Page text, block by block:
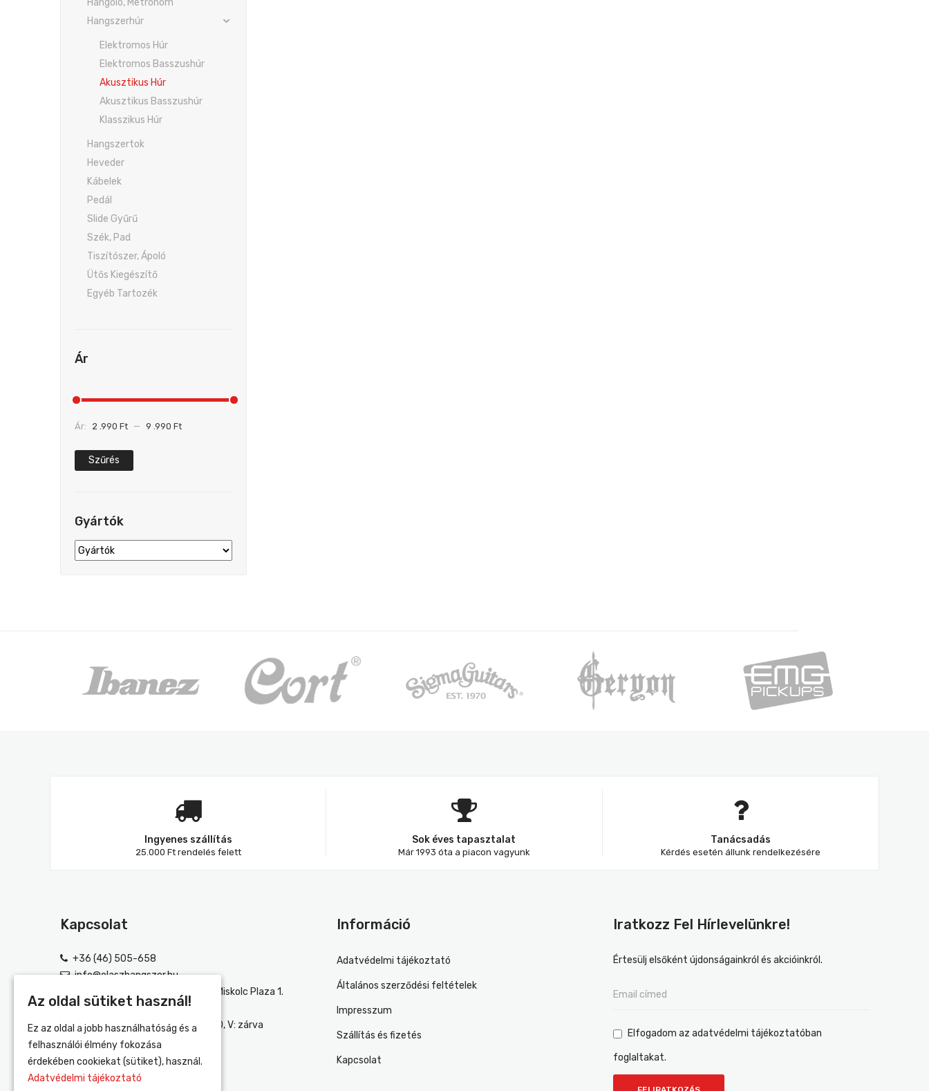
Hangoló, Metronóm
Hangszerhúr
Elektromos Húr
Elektromos Basszushúr
Akusztikus Húr
Akusztikus Basszushúr
Klasszikus Húr
Hangszertok
Heveder
Kábelek
Pedál
Slide Gyűrű
Szék, Pad
Tiszítószer, Ápoló
Ütős Kiegészítő
Egyéb Tartozék
Ár
Szűrés
Ár: 2 .990 Ft — 9 .990 Ft
Gyártók
Ingyenes szállítás
25.000 Ft rendelés felett
Sok éves tapasztalat
Már 1993 óta a piacon vagyunk
Tanácsadás
Kérdés esetén állunk rendelkezésére
Kapcsolat
+36 (46) 505-658
info@olaszhangszer.hu
3525 Miskolc, Szentpáli Út 2-6. (Miskolc Plaza 1.
emelet)
H-P: 10:00-18:00, SZ: 10:00-18:30, V: zárva
Információ
Adatvédelmi tájékoztató
Általános szerződési feltételek
Impresszum
Szállítás és fizetés
Kapcsolat
Iratkozz Fel Hírlevelünkre!
Értesülj elsőként újdonságainkról és akcióinkról.
Elfogadom az adatvédelmi tájékoztatóban
foglaltakat.
Az oldal sütiket használ!
Ez az oldal a jobb használhatóság és a
felhasználói élmény fokozása
érdekében cookiekat (sütiket), használ.
Adatvédelmi tájékoztató